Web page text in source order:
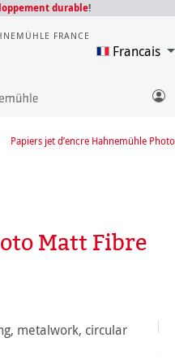
durable!
FRANCE
Francais
Papiers jet d’encre Hahnemühle Photo
Matt Fibre